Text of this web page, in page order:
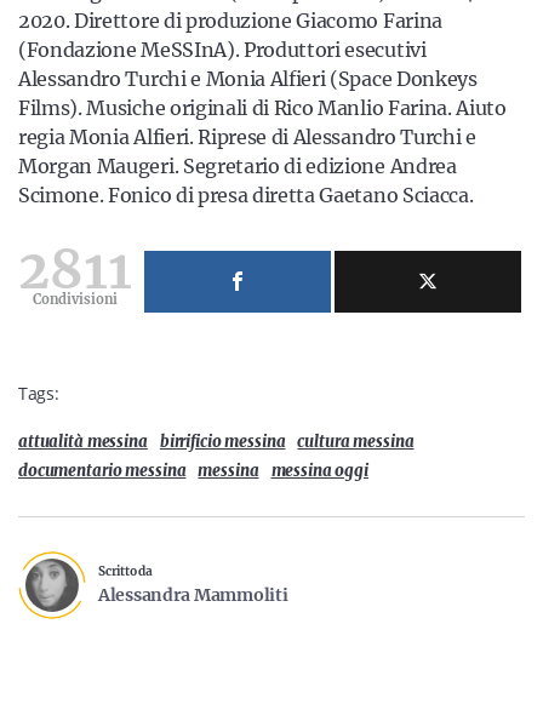
2020. Direttore di produzione Giacomo Farina
(Fondazione MeSSInA). Produttori esecutivi
Alessandro Turchi e Monia Alfieri (Space Donkeys
Films). Musiche originali di Rico Manlio Farina. Aiuto
regia Monia Alfieri. Riprese di Alessandro Turchi e
Morgan Maugeri. Segretario di edizione Andrea
Scimone. Fonico di presa diretta Gaetano Sciacca.
2811
Condivisioni
Tags:
attualità messina birrificio messina cultura messina
documentario messina messina messina oggi
Scritto da
Alessandra Mammoliti